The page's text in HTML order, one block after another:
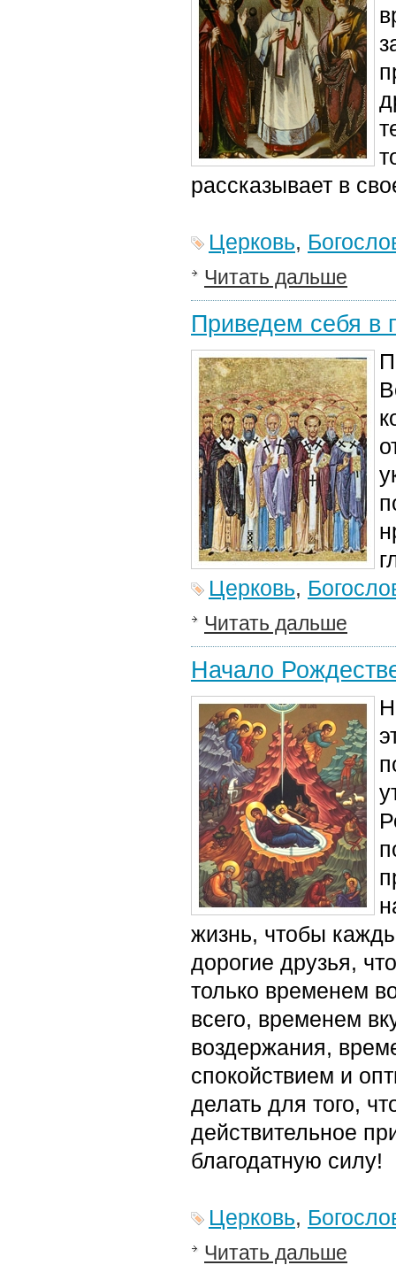
рассказывает в
Церковь,
Читать дальше
Приведем себя в
Церковь,
Читать дальше
Начало
жизнь, чтобы
дорогие друзья,
только временем
всего, временем
воздержания,
спокойствием и
делать для того,
действительное
благодатную силу!
Церковь,
Читать дальше